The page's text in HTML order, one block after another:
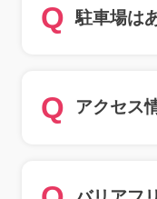
Q 駐車場は
Q アクセス